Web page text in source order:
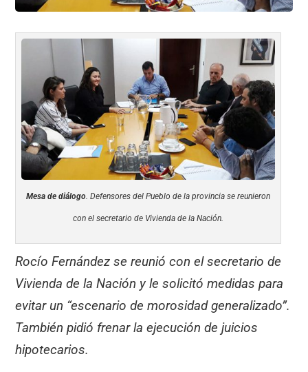
Mesa de diálogo. Defensores del Pueblo de la provincia se reunieron
con el secretario de Vivienda de la Nación.
Rocío Fernández se reunió con el secretario de
Vivienda de la Nación y le solicitó medidas para
evitar un “escenario de morosidad generalizado”.
También pidió frenar la ejecución de juicios
hipotecarios.